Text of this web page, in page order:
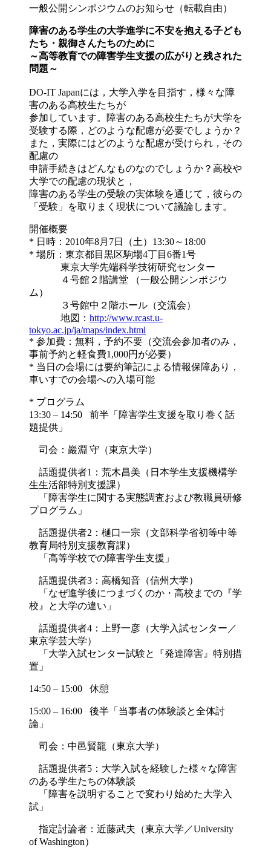
一般公開シンポジウムのお知らせ（転載自由）
障害のある学生の大学進学に不安を抱える子ども
たち・親御さんたちのために
～高等教育での障害学生支援の広がりと残された
問題～
DO-IT Japanには，大学入学を目指す，様々な障
害のある高校生たちが
参加しています。障害のある高校生たちが大学を
受験する際，どのような配慮が必要でしょうか？
また，実際にはどのような配慮が受けられ，その
配慮の
申請手続きはどんなものなのでしょうか？高校や
大学での配慮の現状と，
障害のある学生の受験の実体験を通じて，彼らの
「受験」を取りまく現状について議論します。
開催概要
* 日時：2010年8月7日（土）13:30～18:00
* 場所：東京都目黒区駒場4丁目6番1号
東京大学先端科学技術研究センター
４号館２階講堂 （一般公開シンポジウ
ム）
３号館中２階ホール（交流会）
地図： http://www.rcast.u-
tokyo.ac.jp/ja/maps/index.html
* 参加費：無料，予約不要（交流会参加者のみ，
事前予約と軽食費1,000円が必要）
* 当日の会場には要約筆記による情報保障あり，
車いすでの会場への入場可能
* プログラム
13:30 – 14:50 前半「障害学生支援を取り巻く話
題提供」
司会：巖淵 守（東京大学）
話題提供者1：荒木昌美（日本学生支援機構学
生生活部特別支援課）
「障害学生に関する実態調査および教職員研修
プログラム」
話題提供者2：樋口一宗（文部科学省初等中等
教育局特別支援教育課）
「高等学校での障害学生支援」
話題提供者3：高橋知音（信州大学）
「なぜ進学後につまづくのか・高校までの『学
校』と大学の違い」
話題提供者4：上野一彦（大学入試センター／
東京学芸大学）
「大学入試センター試験と『発達障害』特別措
置」
14:50 – 15:00 休憩
15:00 – 16:00 後半「当事者の体験談と全体討
論」
司会：中邑賢龍（東京大学）
話題提供者5：大学入試を経験した様々な障害
のある学生たちの体験談
「障害を説明することで変わり始めた大学入
試」
指定討論者：近藤武夫（東京大学／University
of Washington）